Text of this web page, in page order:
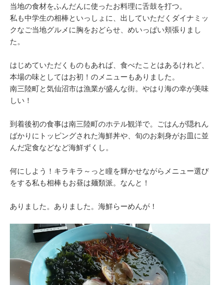
当地の食材をふんだんに使ったお料理に舌鼓を打つ。
私も中学生の相棒といっしょに、出していただくダイナミッ
クなご当地グルメに胸をおどらせ、めいっぱい頬張りまし
た。
はじめていただくものもあれば、食べたことはあるけれど、
本場の味としてはお初！のメニューもありました。
南三陸町と気仙沼市は漁業が盛んな街。やはり海の幸が美味
しい！
到着後初の食事は南三陸町のホテル観洋で。ごはんが隠れん
ばかりにトッピングされた海鮮丼や、旬のお刺身がお皿に並
んだ定食などなど海鮮ずくし。
何にしよう！キラキラ～っと瞳を輝かせながらメニュー選び
をする私も相棒もお昼は麺類派。なんと！
ありました。ありました。海鮮らーめんが！